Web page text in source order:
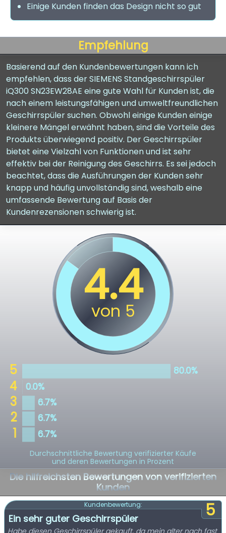
Einige Kunden finden das Design nicht so gut
Empfehlung
Basierend auf den Kundenbewertungen kann ich
empfehlen, dass der SIEMENS Standgeschirrspüler
iQ300 SN23EW28AE eine gute Wahl für Kunden ist, die
nach einem leistungsfähigen und umweltfreundlichen
Geschirrspüler suchen. Obwohl einige Kunden einige
kleinere Mängel erwähnt haben, sind die Vorteile des
Produkts überwiegend positiv. Der Geschirrspüler
bietet eine Vielzahl von Funktionen und ist sehr
effektiv bei der Reinigung des Geschirrs. Es sei jedoch
beachtet, dass die Ausführungen der Kunden sehr
knapp und häufig unvollständig sind, weshalb eine
umfassende Bewertung auf Basis der
Kundenrezensionen schwierig ist.
Durchschnittliche Bewertung verifizierter Käufe
und deren Bewertungen in Prozent
Die hilfreichsten Bewertungen von verifizierten
Kunden
5
Kundenbewertung:
Ein sehr guter Geschirrspüler
Habe diesen Geschirrspüler gekauft, da mein alter nach fast